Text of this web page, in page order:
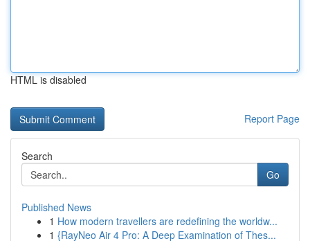
HTML is disabled
Report Page
Search
Go
Published News
1 How modern travellers are redefining the worldw...
1 {RayNeo Air 4 Pro: A Deep Examination of Thes...